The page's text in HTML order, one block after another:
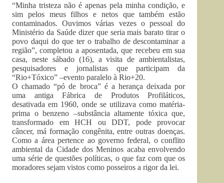
“Minha tristeza não é apenas pela minha condição, e
sim pelos meus filhos e netos que também estão
contaminados. Ouvimos várias vezes o pessoal do
Ministério da Saúde dizer que seria mais barato tirar o
povo daqui do que ter o trabalho de descontaminar a
região”, completou a aposentada, que recebeu em sua
casa, neste sábado (16), a visita de ambientalistas,
pesquisadores e jornalistas que participam da
“Rio+Tóxico” –evento paralelo à Rio+20.
O chamado “pó de broca” é a herança deixada por
uma antiga Fábrica de Produtos Profiláticos,
desativada em 1960, onde se utilizava como matéria-
prima o benzeno –substância altamente tóxica que,
transformado em HCH ou DDT, pode provocar
câncer, má formação congênita, entre outras doenças.
Como a área pertence ao governo federal, o conflito
ambiental da Cidade dos Meninos acaba envolvendo
uma série de questões políticas, o que faz com que os
moradores sejam vistos como posseiros a rigor da lei.